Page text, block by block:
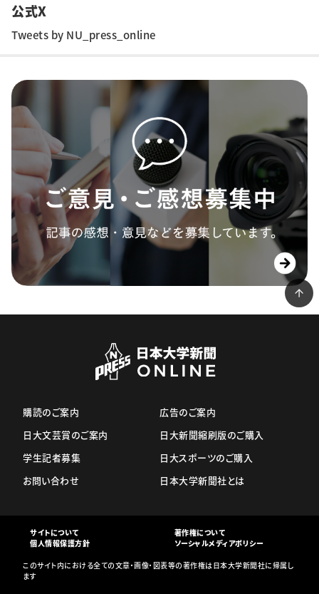
公式X
Tweets by NU_press_online
購読のご案内
日大文芸賞のご案内
学生記者募集
お問い合わせ
広告のご案内
日大新聞縮刷版のご購入
日大スポーツのご購入
日本大学新聞社とは
サイトについて
著作権について
個人情報保護方針
ソーシャルメディアポリシー
このサイト内における全ての文章・画像・図表等の著作権は日本大学新聞社に帰属し
ます